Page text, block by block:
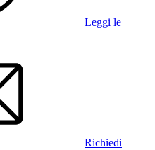
Leggi le
Richiedi